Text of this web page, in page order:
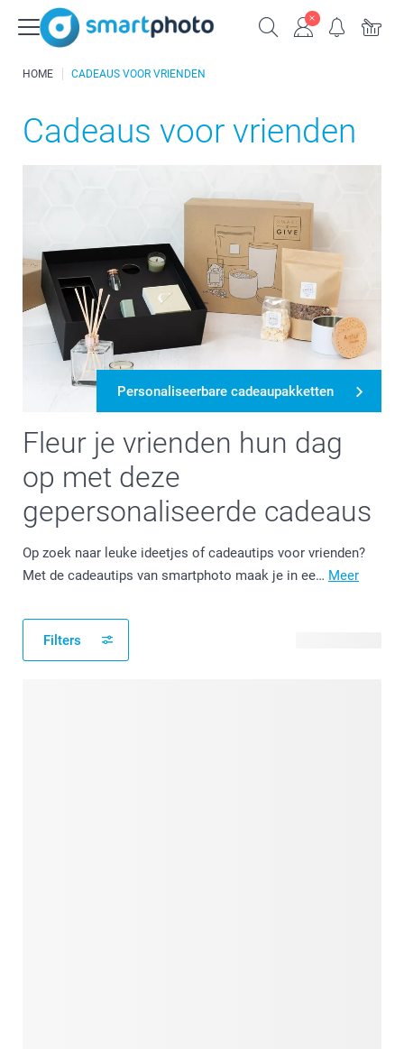
HOME CADEAUS VOOR VRIENDEN
Cadeaus voor vrienden
Fleur je vrienden hun dag
op met deze
gepersonaliseerde cadeaus
Op zoek naar leuke ideetjes of cadeautips voor vrienden?
Met de cadeautips van smartphoto maak je in ee… Meer
Personaliseerbare cadeaupakketten
Filters